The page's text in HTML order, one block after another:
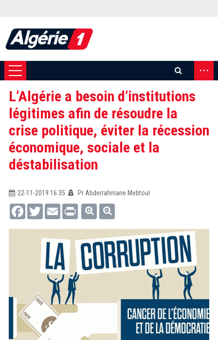
...
L’Algérie a besoin d’institutions
légitimes afin de résoudre la
crise politique, éviter la récession
économique, sociale et la
déstabilisation
22-11-2019 16:35
Pr Abderrahmane Mebtoul
FacebookTwitterEmail Print